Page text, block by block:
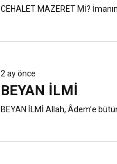
CEHALET MAZERET Mİ? İmanın
2 ay önce
BEYAN İLMI
BEYAN İLMİ Allah, Âdem’e